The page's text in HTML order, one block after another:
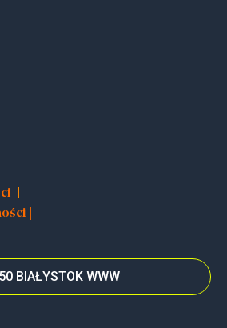
|
|
BIAŁYSTOK WWW